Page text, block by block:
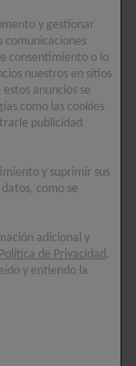
H.A.
DE OJOS
arrugas bajo los
de gallo.
y gestionar
comunicaciones
consentimiento o lo
nuestros en sitios
anuncios se
como las cookies
publicidad
y suprimir sus
como se
adicional y
Política de Privacidad .
y entiendo la